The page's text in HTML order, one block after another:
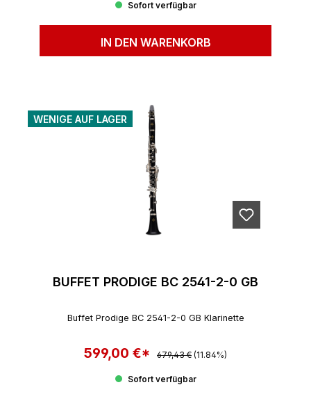
Sofort verfügbar
IN DEN WARENKORB
WENIGE AUF LAGER
BUFFET PRODIGE BC 2541-2-0 GB
Buffet Prodige BC 2541-2-0 GB Klarinette
Verkaufspreis:
599,00 €* Regulärer Preis:
679,43 € (11.84%)
Sofort verfügbar